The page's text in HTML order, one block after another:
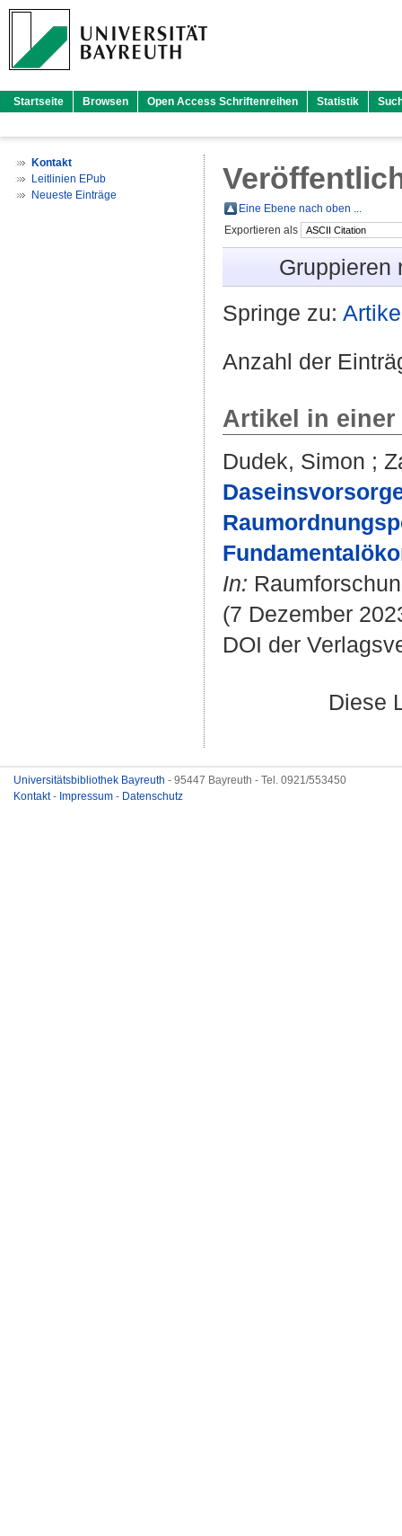
Startseite Browsen Open Access Schriftenreihen Statistik
Kontakt
Leitlinien EPub
Neueste Einträge
Eine Ebene nach oben ...
Exportieren als
Gruppieren
Springe zu:
Anzahl der
Artikel in
Dudek, Simon ;
In:
(7 Dezember
DOI der
Diese
Universitätsbibliothek Bayreuth - 95447 Bayreuth - Tel. 0921/553450
Kontakt- Impressum - Datenschutz